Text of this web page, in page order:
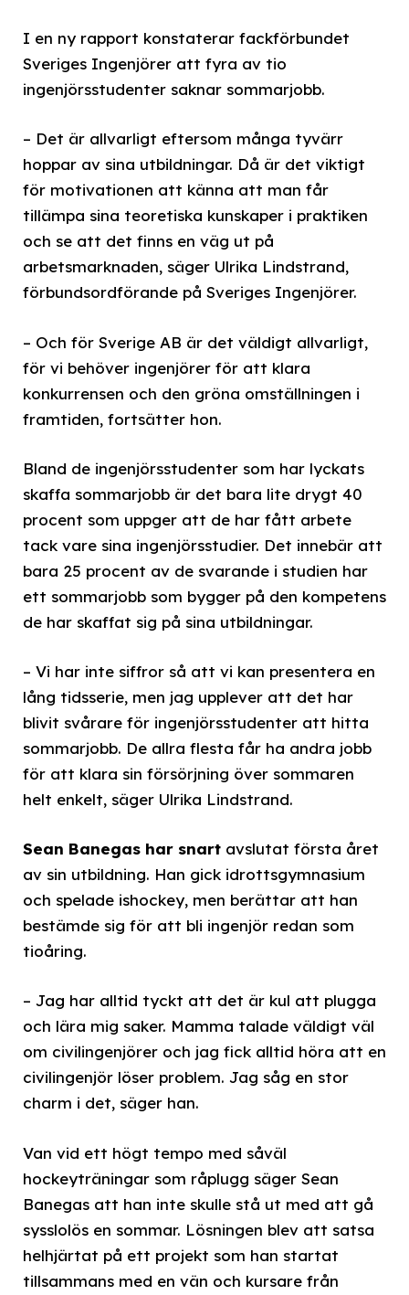
I en ny rapport konstaterar fackförbundet
Sveriges Ingenjörer att fyra av tio
ingenjörsstudenter saknar sommarjobb.
– Det är allvarligt eftersom många tyvärr
hoppar av sina utbildningar. Då är det viktigt
för motivationen att känna att man får
tillämpa sina teoretiska kunskaper i praktiken
och se att det finns en väg ut på
arbetsmarknaden, säger Ulrika Lindstrand,
förbundsordförande på Sveriges Ingenjörer.
– Och för Sverige AB är det väldigt allvarligt,
för vi behöver ingenjörer för att klara
konkurrensen och den gröna omställningen i
framtiden, fortsätter hon.
Bland de ingenjörsstudenter som har lyckats
skaffa sommarjobb är det bara lite drygt 40
procent som uppger att de har fått arbete
tack vare sina ingenjörsstudier. Det innebär att
bara 25 procent av de svarande i studien har
ett sommarjobb som bygger på den kompetens
de har skaffat sig på sina utbildningar.
– Vi har inte siffror så att vi kan presentera en
lång tidsserie, men jag upplever att det har
blivit svårare för ingenjörsstudenter att hitta
sommarjobb. De allra flesta får ha andra jobb
för att klara sin försörjning över sommaren
helt enkelt, säger Ulrika Lindstrand.
Sean Banegas har snart avslutat första året
av sin utbildning. Han gick idrottsgymnasium
och spelade ishockey, men berättar att han
bestämde sig för att bli ingenjör redan som
tioåring.
– Jag har alltid tyckt att det är kul att plugga
och lära mig saker. Mamma talade väldigt väl
om civilingenjörer och jag fick alltid höra att en
civilingenjör löser problem. Jag såg en stor
charm i det, säger han.
Van vid ett högt tempo med såväl
hockeyträningar som råplugg säger Sean
Banegas att han inte skulle stå ut med att gå
sysslolös en sommar. Lösningen blev att satsa
helhjärtat på ett projekt som han startat
tillsammans med en vän och kursare från